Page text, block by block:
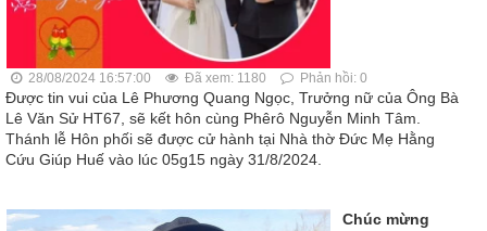
28/08/2024 16:57:00 Đã xem: 1180 Phản hồi: 0
Được tin vui của Lê Phương Quang Ngọc, Trưởng nữ của Ông Bà
Lê Văn Sử HT67, sẽ kết hôn cùng Phêrô Nguyễn Minh Tâm.
Thánh lễ Hôn phối sẽ được cử hành tại Nhà thờ Đức Mẹ Hằng
Cứu Giúp Huế vào lúc 05g15 ngày 31/8/2024.
Chúc mừng